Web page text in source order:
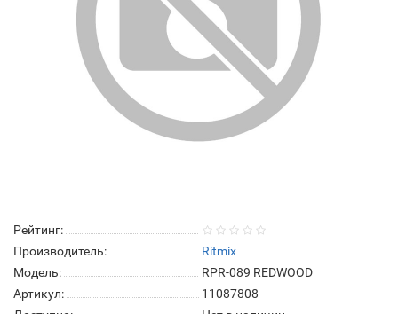
Рейтинг:
Производитель:
Ritmix
Модель:
RPR-089 REDWOOD
Артикул:
11087808